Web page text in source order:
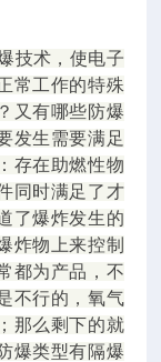
技术，使电子
常工作的特殊
又有哪些防爆
发生需要满足
存在助燃性物
同时满足了才
了爆炸发生的
炸物上来控制
都为产品，不
不行的，氧气
那么剩下的就
爆类型有隔爆